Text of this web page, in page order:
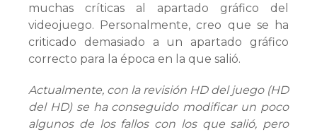
muchas críticas al apartado gráfico del
videojuego. Personalmente, creo que se ha
criticado demasiado a un apartado gráfico
correcto para la época en la que salió.
Actualmente, con la revisión HD del juego (HD
del HD) se ha conseguido modificar un poco
algunos de los fallos con los que salió, pero